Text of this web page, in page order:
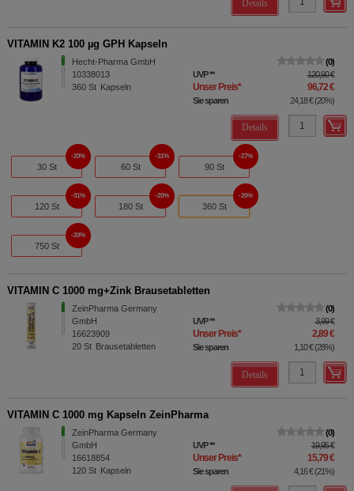
Details
VITAMIN K2 100 µg GPH Kapseln
Hecht-Pharma GmbH
10338013
360 St Kapseln
0
UVP** 120,90 €
Unser Preis* 96,72 €
Sie sparen 24,18 €(20%)
Details
30 St
20%
60 St
31%
90 St
27%
120 St
31%
180 St
20%
360 St
20%
750 St
20%
VITAMIN C 1000 mg+Zink Brausetabletten
ZeinPharma Germany
GmbH
16623909
20 St Brausetabletten
0
UVP** 3,99 €
Unser Preis* 2,89 €
Sie sparen 1,10 €(28%)
Details
VITAMIN C 1000 mg Kapseln ZeinPharma
ZeinPharma Germany
GmbH
16618854
120 St Kapseln
0
UVP** 19,95 €
Unser Preis* 15,79 €
Sie sparen 4,16 €(21%)